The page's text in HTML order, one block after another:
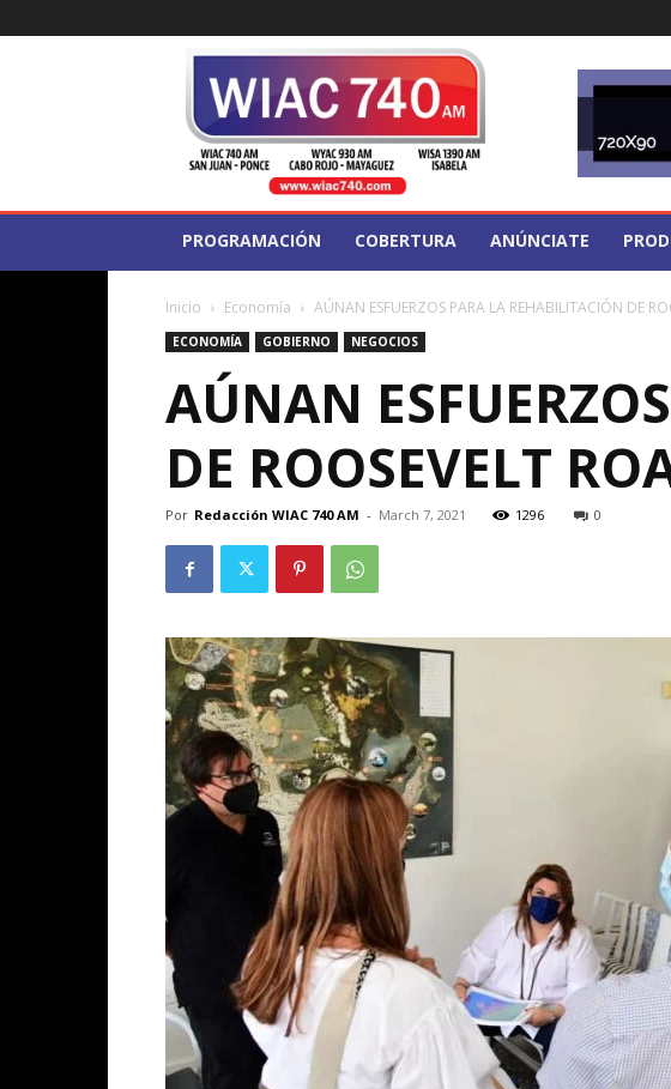
PROGRAMACIÓN COBERTURA ANÚNCIATE
Inicio Economía AÚNAN ESFUERZOS PARA LA REHABILITACIÓN DE
ECONOMÍA GOBIERNO NEGOCIOS
AÚNAN
DE ROOSEVELT
Por Redacción WIAC 740 AM - March 7, 2021 1296 0